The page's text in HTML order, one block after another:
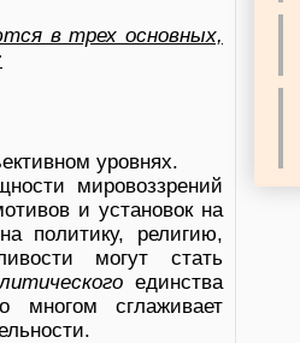
в трех основных,
уровнях.
мировоззрений
и установок на
политику, религию,
могут стать
единства
многом сглаживает